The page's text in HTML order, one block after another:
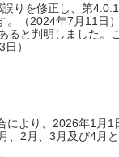
りを修正し、第
。（2024年7月11日）
と判明しました。
）
より、2026年1月
2月、3月及び4月